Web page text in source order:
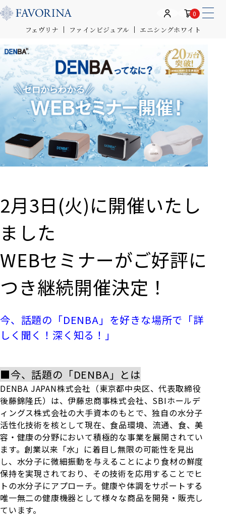
0
フェヴリナ ファインビジュアル エニシングホワイト
2月3日(火)に開催いたし
ました
WEBセミナーがご好評に
つき継続開催決定！
今、話題の「DENBA」を好きな場所で「詳
しく聞く！深く知る！」
■今、話題の「DENBA」とは
DENBA JAPAN株式会社（東京都中央区、代表取締役
後藤錦隆氏）は、伊藤忠商事株式会社、SBIホールデ
ィングス株式会社の大手資本のもとで、独自の水分子
活性化技術を核として現在、食品環境、流通、食、美
容・健康の分野において積極的な事業を展開されてい
ます。創業以来「水」に着目し無限の可能性を見出
し、水分子に微細振動を与えることにより食材の鮮度
保持を実現されており、その技術を応用することでヒ
トの水分子にアプローチ。健康や体調をサポートする
唯一無二の健康機器として様々な商品を開発・販売し
ています。